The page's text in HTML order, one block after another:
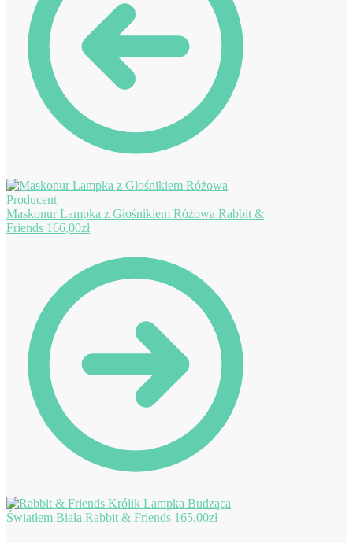
Maskonur Lampka z Głośnikiem Różowa Rabbit &
Friends 166,00zł
Królik Lampka Budząca
Światłem Biała Rabbit & Friends 165,00zł